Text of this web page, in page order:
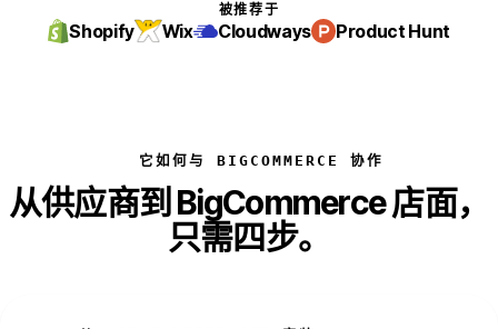
被推荐于
Shopify Wix Cloudways Product Hunt
它如何与 BIGCOMMERCE 协作
从供应商到 BigCommerce 店面，
只需四步。